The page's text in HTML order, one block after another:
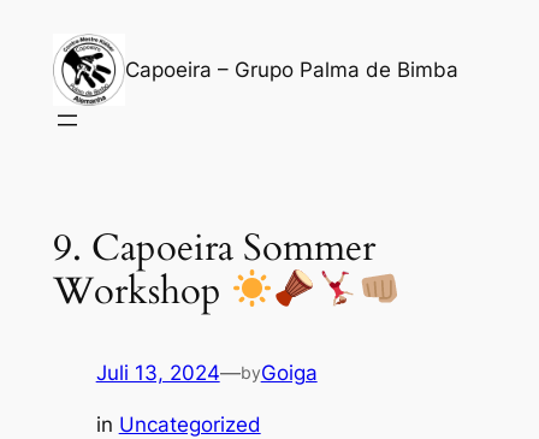
Inhalt
springen
Capoeira – Grupo Palma de Bimba
9. Capoeira Sommer
Workshop
Juli 13, 2024—byGoiga
in Uncategorized